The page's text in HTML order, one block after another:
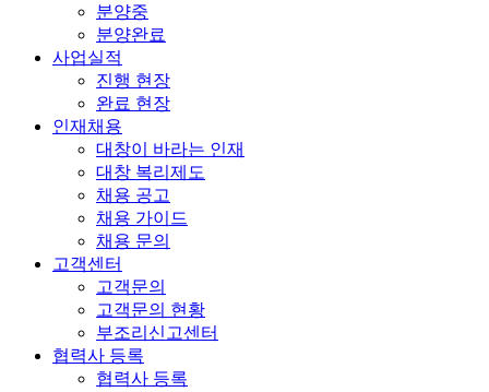
분양중
분양완료
사업실적
진행 현장
완료 현장
인재채용
대창이 바라는 인재
대창 복리제도
채용 공고
채용 가이드
채용 문의
고객센터
고객문의
고객문의 현황
부조리신고센터
협력사 등록
협력사 등록